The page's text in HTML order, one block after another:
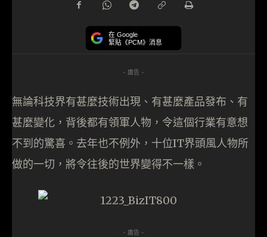
在 Google
緊貼《PCM》消息
- 廣告 -
無論科技界有甚麼技術出現、有甚麼產品發布、有
甚麼變化，背後都有領軍人物，令這個行業有意想
不到的驚喜。去年也不例外，十位IT界頭風人物所
做的一切，將令往後的世界變得不一樣。
- 廣告 -